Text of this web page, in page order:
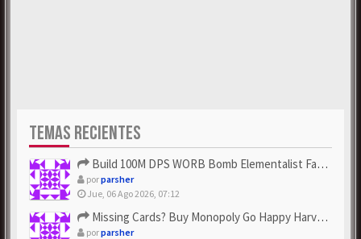
TEMAS RECIENTES
Build 100M DPS WORB Bomb Elementalist Fast - Grab POE Curren...
porparsher
Jue, 06 Ago 2026, 07:12
Missing Cards? Buy Monopoly Go Happy Harvest with Looney Tun...
porparsher